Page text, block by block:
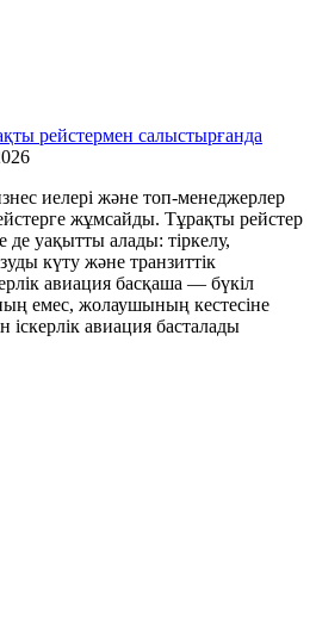
рейстермен салыстырғанда
иелері және топ-менеджерлер
жұмсайды. Тұрақты рейстер
де уақытты алады: тіркелу,
күту және транзиттік
авиация басқаша — бүкіл
емес, жолаушының кестесіне
іскерлік авиация басталады